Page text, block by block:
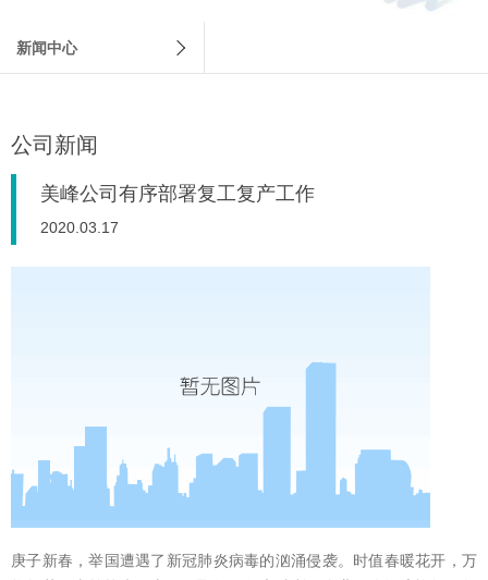
新闻中心
公司新闻
美峰公司有序部署复工复产工作
2020.03.17
庚子新春，举国遭遇了新冠肺炎病毒的汹涌侵袭。时值春暖花开，万